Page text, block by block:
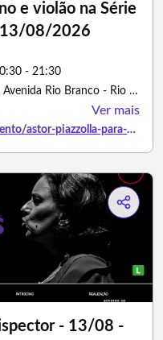
e violão na Série
13/08/2026
- 21:30
Centro Cultural Justiça Federal, Avenida Rio Branco - Rio de Janeiro/Rio de Janeiro
Ver mais
https://www.sympla.com.br/evento/astor-piazzolla-para-violino-e-violao-na-serie-vitrine-musical-unirio-13-08-2026/3408632
- 13/08 -